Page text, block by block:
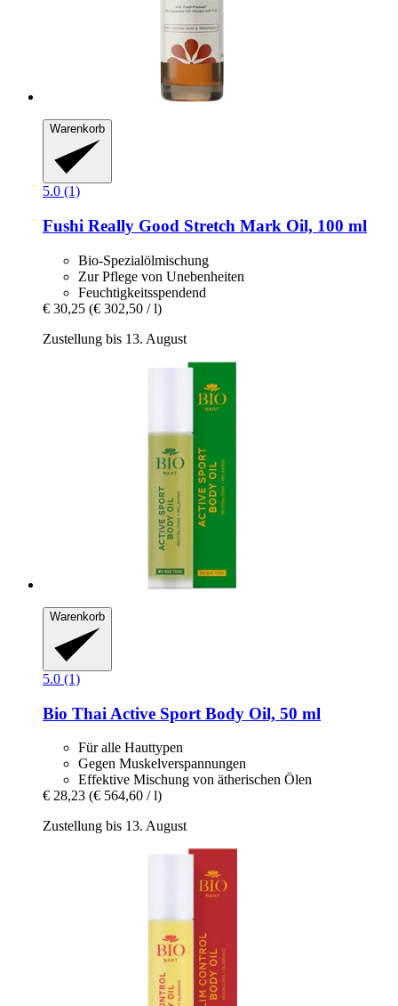
Warenkorb
5.0 (1)
Fushi Really Good Stretch Mark Oil, 100 ml
Bio-Spezialölmischung
Zur Pflege von Unebenheiten
Feuchtigkeitsspendend
€ 30,25 (€ 302,50 / l)
Zustellung bis 13. August
Warenkorb
5.0 (1)
Bio Thai Active Sport Body Oil, 50 ml
Für alle Hauttypen
Gegen Muskelverspannungen
Effektive Mischung von ätherischen Ölen
€ 28,23 (€ 564,60 / l)
Zustellung bis 13. August